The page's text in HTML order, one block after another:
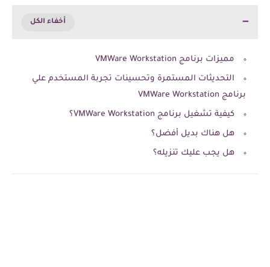
مميزات برنامج VMWare Workstation
التحديثات المستمرة وتحسينات تجربة المستخدم علي
برنامج VMWare Workstation
كيفية تشغيل برنامج VMWare Workstation؟
هل هناك بديل أفضل؟
هل يجب عليك تنزيله؟